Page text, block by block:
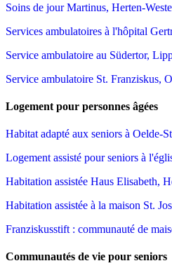
Soins de jour Martinus, Herten-
Services ambulatoires à l'hôpital
Service ambulatoire au Südertor,
Service ambulatoire St. Franziskus,
Logement pour personnes âgées
Habitat adapté aux seniors à Oelde-
Logement assisté pour seniors à
Habitation assistée Haus Elisabeth,
Habitation assistée à la maison St.
Franziskusstift : communauté de
Communautés de vie pour seniors